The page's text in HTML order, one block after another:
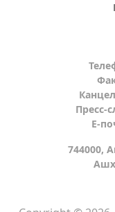
Пресс-
Е-
744000,